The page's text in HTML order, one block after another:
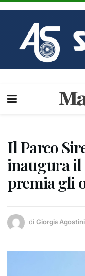
Il Parco
inaugura il
premia gli
di Giorgia Agostini